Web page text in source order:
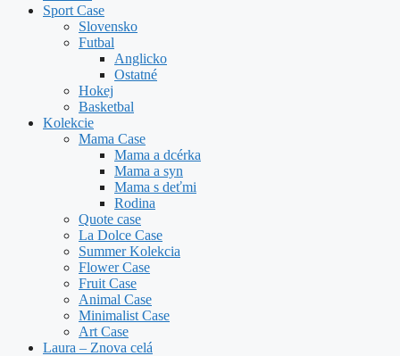
Sport Case
Slovensko
Futbal
Anglicko
Ostatné
Hokej
Basketbal
Kolekcie
Mama Case
Mama a dcérka
Mama a syn
Mama s deťmi
Rodina
Quote case
La Dolce Case
Summer Kolekcia
Flower Case
Fruit Case
Animal Case
Minimalist Case
Art Case
Laura – Znova celá